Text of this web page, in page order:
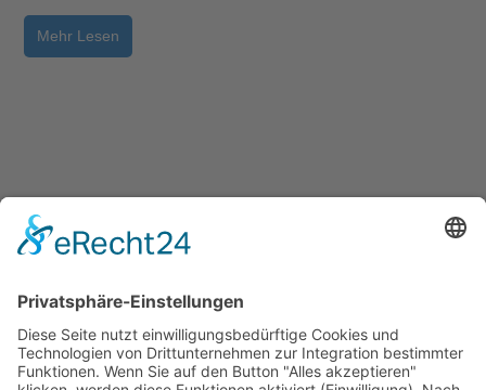
Mehr Lesen
Das Team